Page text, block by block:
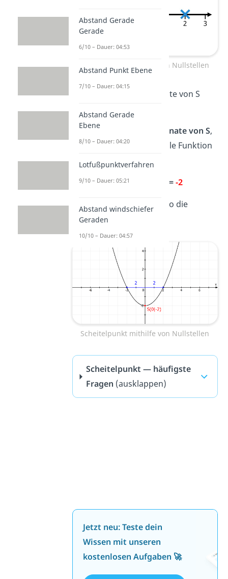
Scheitelpunkt mithilfe von Nullstellen
Also muss die x-Koordinate von S
Bestimme die y-Koordinate von S,
indem du x in die normale Funktion
einsetzt.
f(0)= 0,5 · 0 – 2 =-2
Der Scheitelpunkt hat also die
Koordinaten
Scheitelpunkt mithilfe von Nullstellen
Scheitelpunkt — häufigste
Fragen (ausklappen)
Jetzt neu: Teste dein
Wissen mit unseren
kostenlosen Aufgaben 🚀
Abstand Gerade
Gerade
6/10 – Dauer: 04:53
Abstand Punkt Ebene
7/10 – Dauer: 04:15
Abstand Gerade
Ebene
8/10 – Dauer: 04:20
Lotfußpunktverfahren
9/10 – Dauer: 05:21
Abstand windschiefer
Geraden
10/10 – Dauer: 04:57